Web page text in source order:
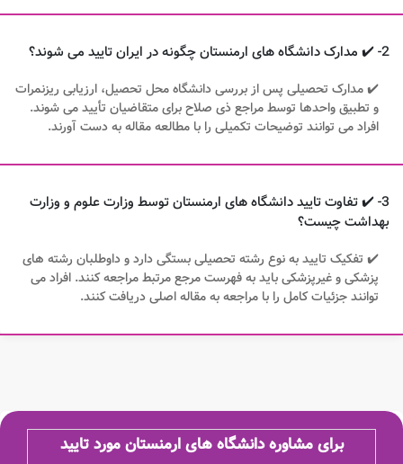
2- ✔️ مدارک دانشگاه های ارمنستان چگونه در ایران تایید می شوند؟
✔️ مدارک تحصیلی پس از بررسی دانشگاه محل تحصیل، ارزیابی ریزنمرات
و تطبیق واحدها توسط مراجع ذی صلاح برای متقاضیان تأیید می شوند.
افراد می توانند توضیحات تکمیلی را با مطالعه مقاله به دست آورند.
3- ✔️ تفاوت تایید دانشگاه های ارمنستان توسط وزارت علوم و وزارت
بهداشت چیست؟
✔️ تفکیک تایید به نوع رشته تحصیلی بستگی دارد و داوطلبان رشته های
پزشکی و غیرپزشکی باید به فهرست مرجع مرتبط مراجعه کنند. افراد می
توانند جزئیات کامل را با مراجعه به مقاله اصلی دریافت کنند.
برای مشاوره دانشگاه های ارمنستان مورد تایید